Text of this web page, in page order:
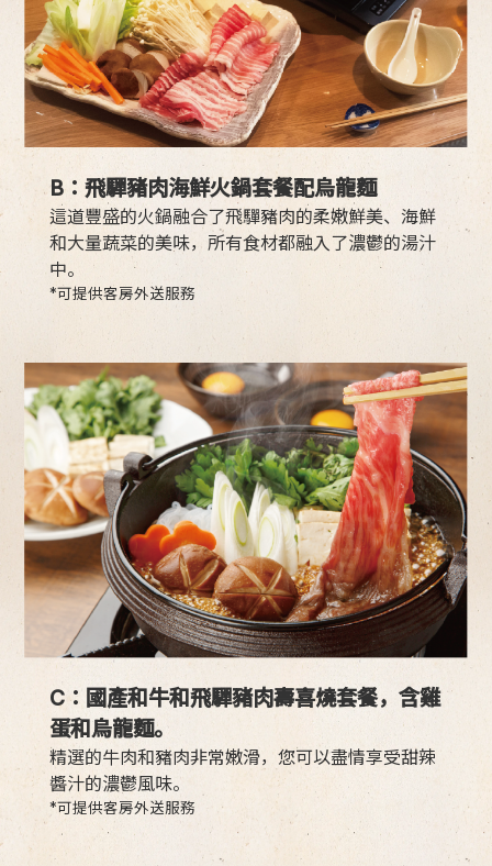
B：飛驒豬肉海鮮火鍋套餐配烏龍麵
這道豐盛的火鍋融合了飛驒豬肉的柔嫩鮮美、海鮮
和大量蔬菜的美味，所有食材都融入了濃鬱的湯汁
中。
*可提供客房外送服務
C：國產和牛和飛驒豬肉壽喜燒套餐，含雞
蛋和烏龍麵。
精選的牛肉和豬肉非常嫩滑，您可以盡情享受甜辣
醬汁的濃鬱風味。
*可提供客房外送服務